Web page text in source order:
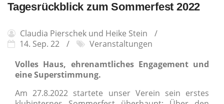
Tagesrückblick zum Sommerfest 2022
Claudia Pierschek und Heike Stein
14. Sep. 22
Veranstaltungen
Volles Haus, ehrenamtliches Engagement und
eine Superstimmung.
Am 27.8.2022 startete unser Verein sein erstes